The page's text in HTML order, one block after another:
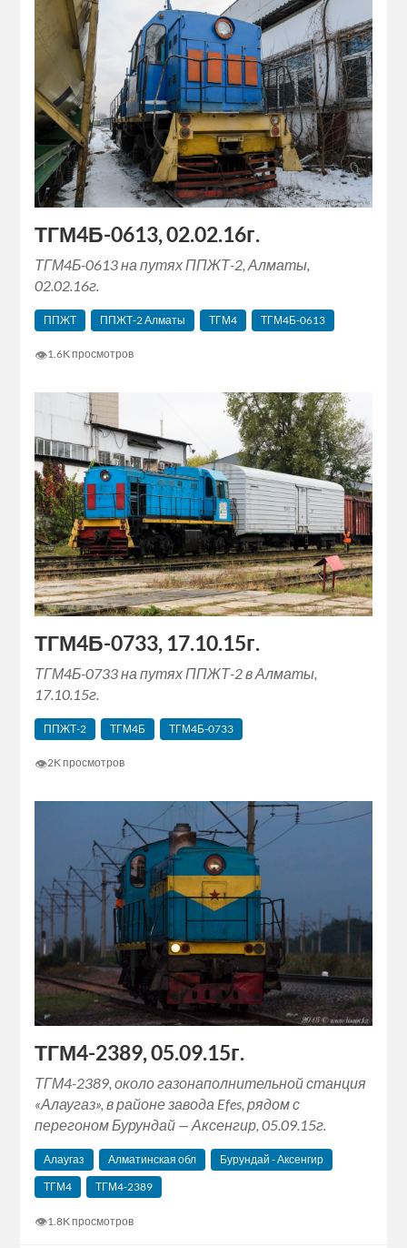
ТГМ4Б-0613, 02.02.16г.
ТГМ4Б-0613 на путях ППЖТ-2, Алматы,
02.02.16г.
ППЖТ ППЖТ-2 Алматы ТГМ4 ТГМ4Б-0613
👁1.6K просмотров
ТГМ4Б-0733, 17.10.15г.
ТГМ4Б-0733 на путях ППЖТ-2 в Алматы,
17.10.15г.
ППЖТ-2 ТГМ4Б ТГМ4Б-0733
👁2K просмотров
ТГМ4-2389, 05.09.15г.
ТГМ4-2389, около газонаполнительной станция
«Алаугаз», в районе завода Efes, рядом с
перегоном Бурундай — Аксенгир, 05.09.15г.
Алаугаз Алматинская обл
Бурундай - Аксенгир
ТГМ4
ТГМ4-2389
👁1.8K просмотров